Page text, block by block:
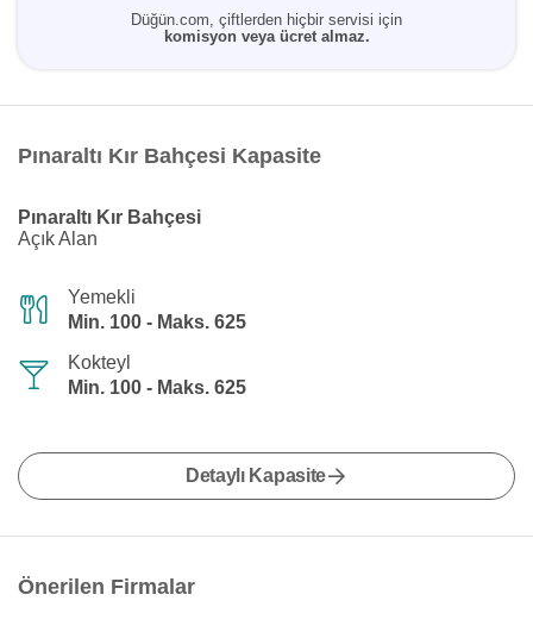
Düğün.com, çiftlerden hiçbir servisi için
komisyon veya ücret almaz.
Pınaraltı Kır Bahçesi Kapasite
Pınaraltı Kır Bahçesi
Açık Alan
Yemekli
Min. 100 - Maks. 625
Kokteyl
Min. 100 - Maks. 625
Detaylı Kapasite
Önerilen Firmalar